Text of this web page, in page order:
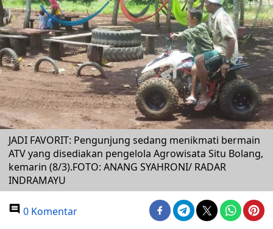
JADI FAVORIT: Pengunjung sedang menikmati bermain
ATV yang disediakan pengelola Agrowisata Situ Bolang,
kemarin (8/3).FOTO: ANANG SYAHRONI/ RADAR
INDRAMAYU
0 Komentar